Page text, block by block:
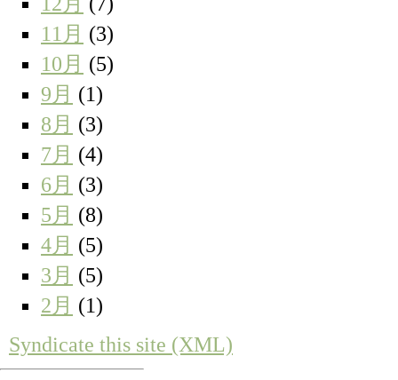
11月 (3)
10月 (5)
9月 (1)
8月 (3)
7月 (4)
6月 (3)
5月 (8)
4月 (5)
3月 (5)
2月 (1)
Syndicate this site (XML)